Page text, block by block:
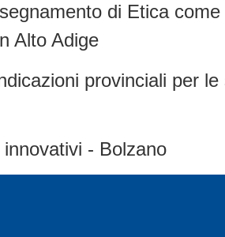
di Etica
Alto Adige
provinciali per
- Bolzano
prov. II grado
I ciclo